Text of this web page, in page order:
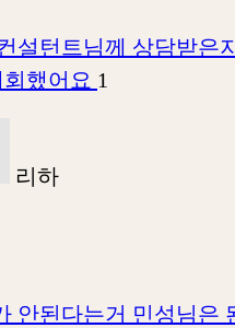
설턴트님께 상담받은지
했어요 1
리하
안된다는거 민성님은